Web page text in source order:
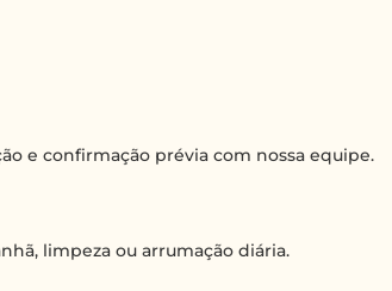
e confirmação prévia com nossa equipe.
limpeza ou arrumação diária.